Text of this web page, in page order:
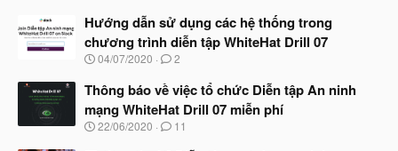
à
b
ắ
đ
ầ
u
Hướng dẫn sử dụng các hệ thống trong
chương trình diễn tập WhiteHat Drill 07
N
à
y
b
ắ
04/07/2020 2
Thông báo về việc tổ chức Diễn tập An ninh
mạng WhiteHat Drill 07 miễn phí
N
22/06/2020 11